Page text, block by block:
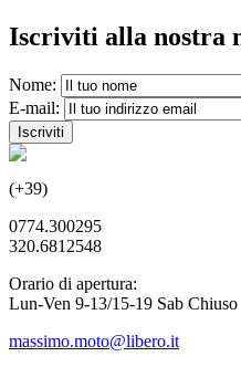
Iscriviti alla nostra
Nome:
E-mail:
(+39)
0774.300295
320.6812548
Orario di apertura:
Lun-Ven 9-13/15-19 Sab Chiuso
massimo.moto@libero.it